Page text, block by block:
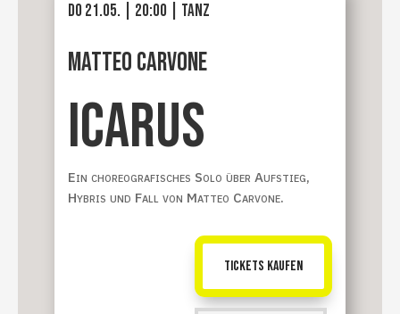
DO 21.05. | 20:00 | tanz
Matteo Carvone
ICARUS
Ein choreografisches Solo über Aufstieg,
Hybris und Fall von Matteo Carvone.
TICKETS KAUFEN